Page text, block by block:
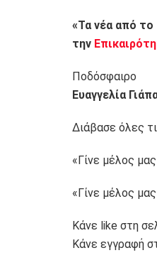
«Τα νέα από το
την
Ποδόσφαιρο
Ευαγγελία
Διάβασε όλες
«Γίνε μέλος
«Γίνε μέλος
Κάνε like στη
Κάνε εγγραφή